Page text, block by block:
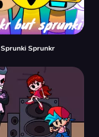
Sprunki Sprunkr